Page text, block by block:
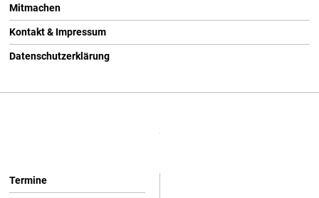
Mitmachen
Kontakt & Impressum
Datenschutzerklärung
Termine